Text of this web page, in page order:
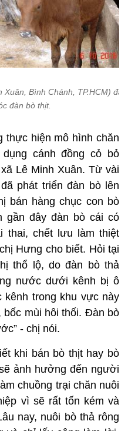
Bình Chánh, TP.HCM)
đàn bò thịt.
thực hiện mô hình chăn
cánh đồng cỏ bỏ
Lê Minh Xuân. Từ vài
phát triển đàn bò lên
bán hàng chục con bò
gần đây đàn bò cái có
thai, chết lưu làm thiệt
Hưng cho biết. Hỏi tại
thổ lộ, do đàn bò thả
nước dưới kênh bị ô
kênh trong khu vực này
mùi hôi thối. Đàn bò
- chị nói.
khi bán bò thịt hay bò
ảnh hưởng đến người
chuồng trại chăn nuôi
vì sẽ rất tốn kém và
nay, nuôi bò thả rông